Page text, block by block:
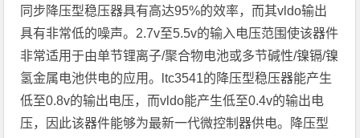
同步降压型稳压器具有高达95%的效率，而其vldo输出
具有非常低的噪声。2.7v至5.5v的输入电压范围使该器件
非常适用于由单节锂离子/聚合物电池或多节碱性/镍镉/镍
氢金属电池供电的应用。ltc3541的降压型稳压器能产生
低至0.8v的输出电压，而vldo能产生低至0.4v的输出电
压，因此该器件能够为最新一代微控制器供电。降压型